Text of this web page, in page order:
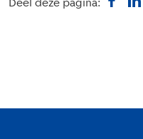
Deel deze pagina: